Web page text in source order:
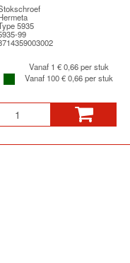
5935
99
Vanaf 1 € 0,66 per stuk
Vanaf 100€ 0,66 per stuk